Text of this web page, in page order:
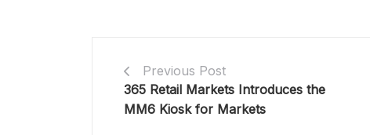
Previous Post
365 Retail Markets Introduces the
MM6 Kiosk for Markets